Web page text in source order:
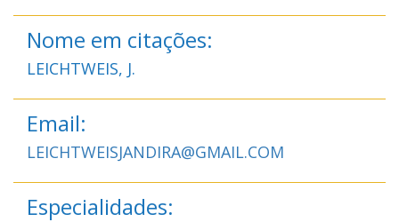
Nome em citações:
LEICHTWEIS, J.
Email:
LEICHTWEISJANDIRA@GMAIL.COM
Especialidades: